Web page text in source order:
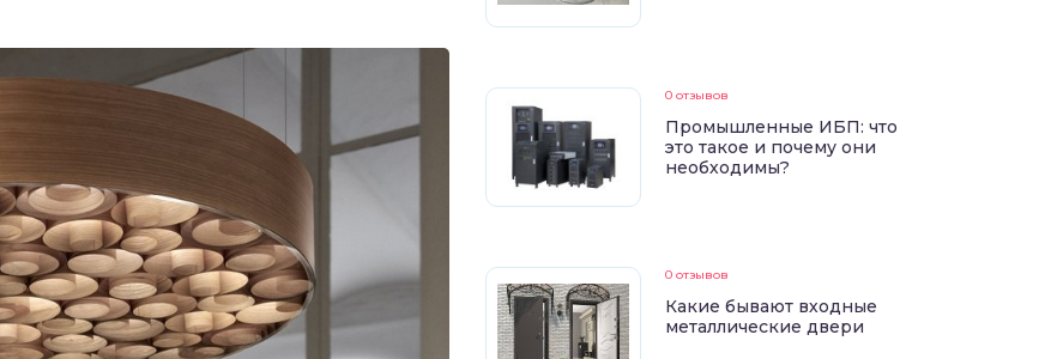
0 отзывов
Промышленные ИБП: что
это такое и почему они
необходимы?
0 отзывов
Какие бывают входные
металлические двери